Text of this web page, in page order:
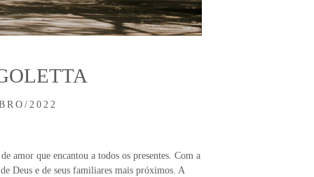
2022
amor que encantou a todos os presentes. Com a
Deus e de seus familiares mais próximos. A